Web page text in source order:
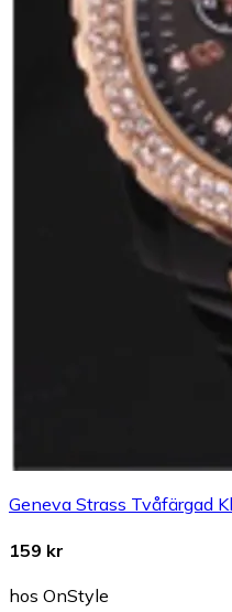
Geneva Strass Tvåfärgad
159 kr
hos OnStyle